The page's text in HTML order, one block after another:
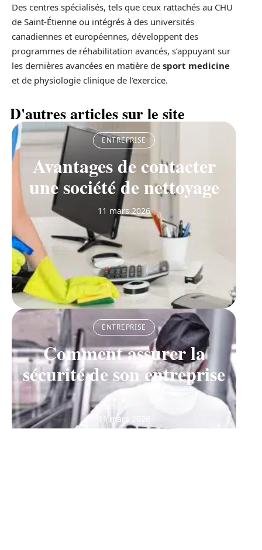
Des centres spécialisés, tels que ceux rattachés au CHU
de Saint-Étienne ou intégrés à des universités
canadiennes et européennes, développent des
programmes de réhabilitation avancés, s’appuyant sur
les dernières avancées en matière de sport medicine
et de physiologie clinique de l’exercice.
D'autres articles sur le site
ENTREPRISE
Avantages de contacter
une société de nettoyage
11 mars 2026
ENTREPRISE
Comment assurer la
sécurité de son entreprise
?
11 mars 2026